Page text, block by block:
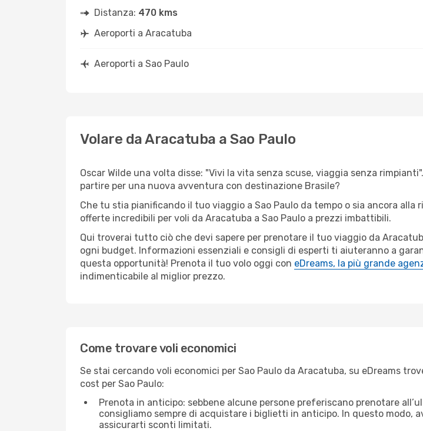
Distanza: 470 kms
Aeroporti a Aracatuba
Aeroporti a Sao Paulo
Volare da Aracatuba a Sao Paulo
Oscar Wilde una volta disse: "Vivi la vita senza scuse, viaggia senza
partire per una nuova avventura con destinazione Brasile?
Che tu stia pianificando il tuo viaggio a Sao Paulo da tempo o sia ancora
offerte incredibili per voli da Aracatuba a Sao Paulo a prezzi imbattibili.
Qui troverai tutto ciò che devi sapere per prenotare il tuo viaggio da
ogni budget. Informazioni essenziali e consigli di esperti ti aiuteranno a
questa opportunità! Prenota il tuo volo oggi con eDreams, la più grande
indimenticabile al miglior prezzo.
Come trovare voli economici
Se stai cercando voli economici per Sao Paulo da Aracatuba, su eDreams
cost per Sao Paulo:
Prenota in anticipo: sebbene alcune persone preferiscano prenotare
consigliamo sempre di acquistare i biglietti in anticipo. In questo modo,
assicurarti sconti limitati.